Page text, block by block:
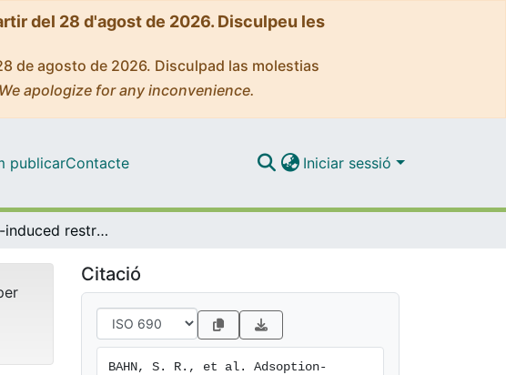
del 28 d'agost de 2026. Disculpeu les
de agosto de 2026. Disculpad las molestias
apologize for any inconvenience.
publicarContacte Iniciar sessió
Adsoption-induced restructuring of gold nanochains
Citació
BAHN, S. R., et al. Adsoption-